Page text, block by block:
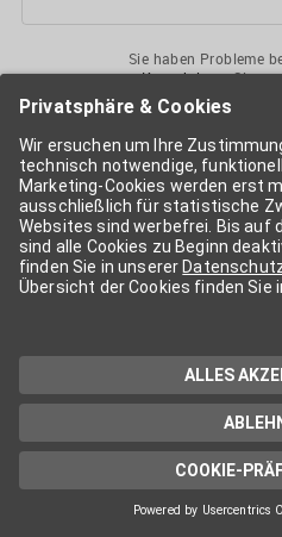
Sie haben Probleme
KontaktierenSie
APA-User
Services der APA-Gruppe. Für die
kann eine weitere Freischaltung nötig
Bestellung und genauer
Wenn nicht anders erwähnt, gelten
Geschäftsbedingungender APA -
Die von Ihnen angegebenen Daten
Zwecke der Demo-Nutzung bzw. des
Eine darüber hinaus gehende oder
technischen Support stehen wir
Cookie-